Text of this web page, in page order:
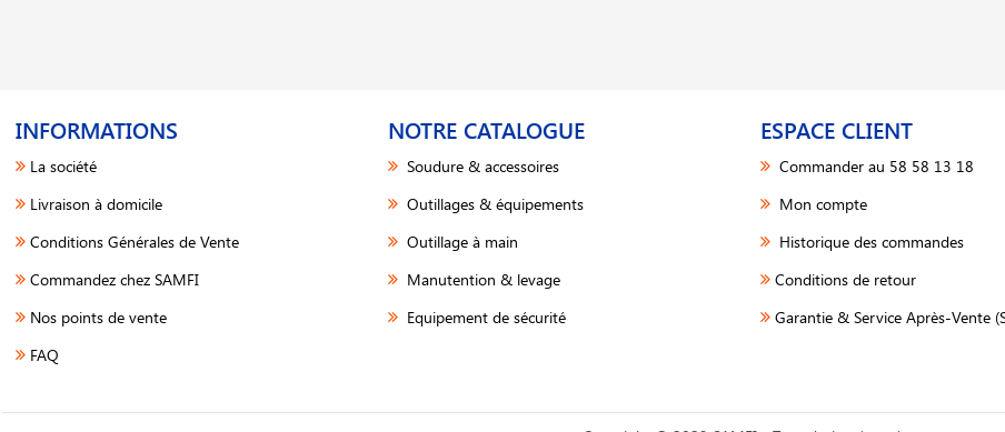
INFORMATIONS
La société
Livraison à domicile
Conditions Générales de Vente
Commandez chez SAMFI
Nos points de vente
FAQ
NOTRE CATALOGUE
Soudure & accessoires
Outillages & équipements
Outillage à main
Manutention & levage
Equipement de sécurité
ESPACE CLIENT
Commander au 58 58 13 18
Mon compte
Historique des commandes
Conditions de retour
Garantie & Service Après-Vente